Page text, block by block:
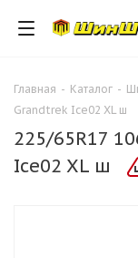
Главная - Каталог -
Grandtrek Ice02 XL ш
225/65R17
Ice02 XL ш